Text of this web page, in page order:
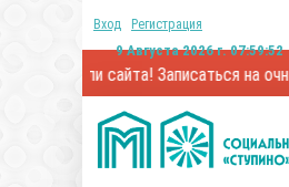
Вход Регистрация
9 Августа 2026 г. 07:59:53
сайта! Записаться на очные